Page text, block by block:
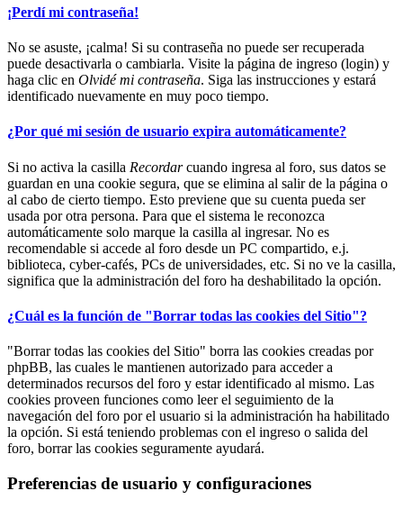
¡Perdí mi contraseña!
No se asuste, ¡calma! Si su contraseña no puede ser recuperada
puede desactivarla o cambiarla. Visite la página de ingreso (login) y
haga clic en Olvidé mi contraseña. Siga las instrucciones y estará
identificado nuevamente en muy poco tiempo.
¿Por qué mi sesión de usuario expira automáticamente?
Si no activa la casilla Recordarcuando ingresa al foro, sus datos se
guardan en una cookie segura, que se elimina al salir de la página o
al cabo de cierto tiempo. Esto previene que su cuenta pueda ser
usada por otra persona. Para que el sistema le reconozca
automáticamente solo marque la casilla al ingresar. No es
recomendable si accede al foro desde un PC compartido, e.j.
biblioteca, cyber-cafés, PCs de universidades, etc. Si no ve la casilla,
significa que la administración del foro ha deshabilitado la opción.
¿Cuál es la función de "Borrar todas las cookies del Sitio"?
"Borrar todas las cookies del Sitio" borra las cookies creadas por
phpBB, las cuales le mantienen autorizado para acceder a
determinados recursos del foro y estar identificado al mismo. Las
cookies proveen funciones como leer el seguimiento de la
navegación del foro por el usuario si la administración ha habilitado
la opción. Si está teniendo problemas con el ingreso o salida del
foro, borrar las cookies seguramente ayudará.
Preferencias de usuario y configuraciones